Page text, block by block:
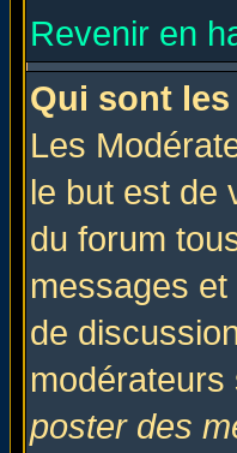
Revenir en
Qui sont
Les
le but est de
du forum
messages
de
poster des